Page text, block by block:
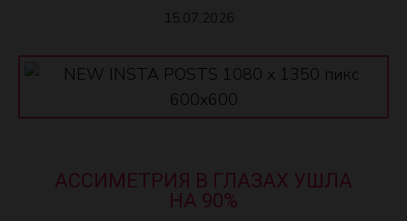
15.07.2026
АССИМЕТРИЯ В ГЛАЗАХ УШЛА
НА 90%